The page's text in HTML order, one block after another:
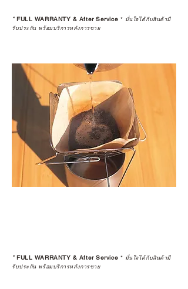
*FULL WARRANTY & After Service * มั่นใจได้กับสินค้ามี
รับประกัน พร้อมบริการหลังการขาย
*FULL WARRANTY & After Service * มั่นใจได้กับสินค้ามี
รับประกัน พร้อมบริการหลังการขาย